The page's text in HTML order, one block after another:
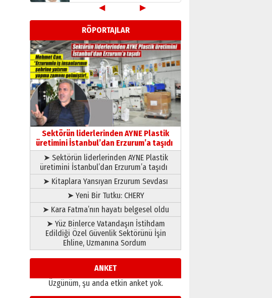
Kadir SABUNCUOĞLU
Erzurumspor’un köşe taşları
29 Haziran 2026 Pazartesi
Kenan GÜLERCİ
Murat Şahsuvaroğlu ERKON’da
çıtayı yukarı taşırken,
yönetimdekiler aşağı
çekmemeli!
17 Şubat 2026 SalıOrhan BOZKURT
Bir fotoğraf, bir şehir, bir
gazeteci… Dizginler kimin
elinde?
31 Mart 2026 Salı
A. Berhan Yılmaz
BİR BÖLÜM DEĞİL, BİR ÖMÜR
SEÇİYORSUNUZ… “NEDEN
ATATÜRK ÜNİVERSİTESİ?”
28 Temmuz 2026 Salı
Ahmet Gökhan YAZICI
Ahmed Yesevi’den bir
Alperen… ”Reisimiz” idi…
Hakka yürüdü.!
26 Mart 2026 Perşembe
Ardında bıraktığı hatıralarıyla
13 Mayıs 2026 Çarşamba
◀ ▶
RÖPORTAJLAR
Sektörün liderlerinden AYNE Plastik
üretimini İstanbul’dan Erzurum’a taşıdı
➤ Sektörün liderlerinden AYNE Plastik
üretimini İstanbul’dan Erzurum’a taşıdı
➤ Kitaplara Yansıyan Erzurum Sevdası
➤ Yeni Bir Tutku: CHERY
➤ Kara Fatma’nın hayatı belgesel oldu
➤ Yüz Binlerce Vatandaşın İstihdam
Edildiği Özel Güvenlik Sektörünü İşin
Ehline, Uzmanına Sordum
ANKET
Üzgünüm, şu anda etkin anket yok.